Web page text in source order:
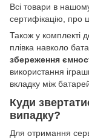
Всі товари в
сертифікацію, про
Також у комплекті
плівка навколо
збереження
використання
вкладку між
Куди
випадку?
Для отримання